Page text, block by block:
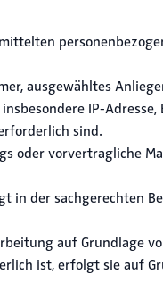
ausgewähltes
IP-Adresse,
sind.
oder vorvertragliche
in der sachgerechten
auf Grundlage
ist, erfolgt sie auf